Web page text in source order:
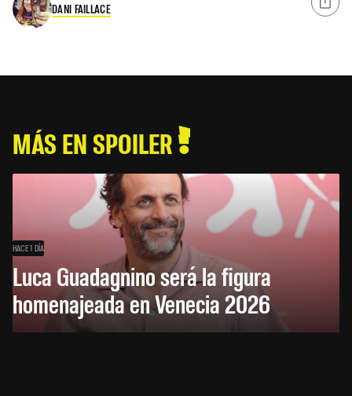
DANI FAILLACE
MÁS EN SPOILER
HACE 1 DÍA
Luca Guadagnino será la figura
homenajeada en Venecia 2026